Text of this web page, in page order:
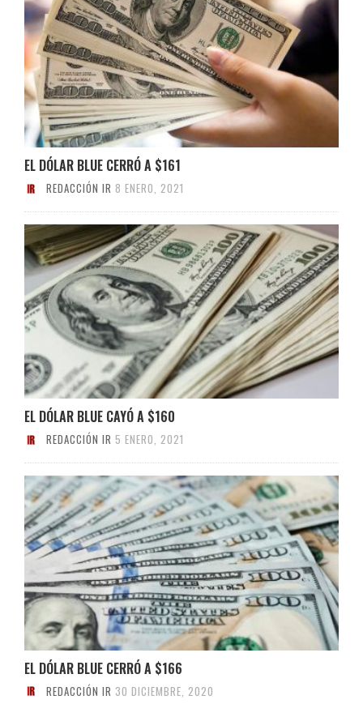
EL DÓLAR BLUE CERRÓ A $161
REDACCIÓN IR 8 ENERO, 2021
EL DÓLAR BLUE CAYÓ A $160
REDACCIÓN IR 5 ENERO, 2021
EL DÓLAR BLUE CERRÓ A $166
REDACCIÓN IR 30 DICIEMBRE, 2020